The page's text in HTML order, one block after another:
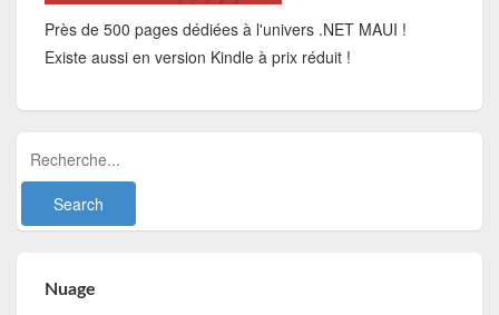
Près de 500 pages dédiées à l'univers .NET MAUI !
Existe aussi en version Kindle à prix réduit !
Nuage